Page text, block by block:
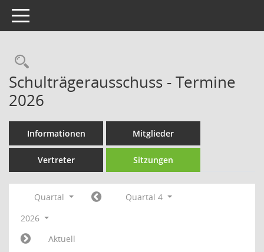
Toggle navigation
Rechercheauswahl
Schulträgerausschuss - Termine
2026
Informationen Mitglieder
Vertreter Sitzungen
Quartal
Quartal 4
2026
Aktuell